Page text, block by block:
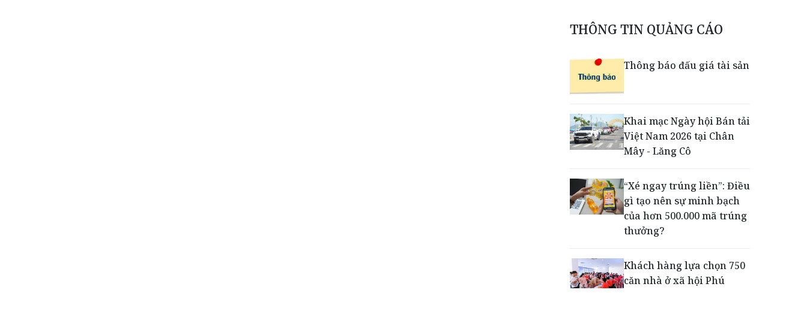
Dấu mốc khẳng định năng
lực vận hành và thích ứng
toán thưởng vượt kế
hoạch
lập nghiệp của người trẻ
toàn cầu
THÔNG TIN QUẢNG CÁO
Thông báo đấu giá tài sản
Khai mạc Ngày hội Bán tải
Việt Nam 2026 tại Chân
Mây - Lăng Cô
“Xé ngay trúng liền”: Điều
gì tạo nên sự minh bạch
của hơn 500.000 mã trúng
thưởng?
Khách hàng lựa chọn 750
căn nhà ở xã hội Phú